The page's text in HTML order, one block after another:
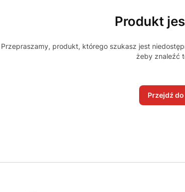
Produkt
Przepraszamy, produkt, którego szukasz jest
żeby znaleźć
Przejdź